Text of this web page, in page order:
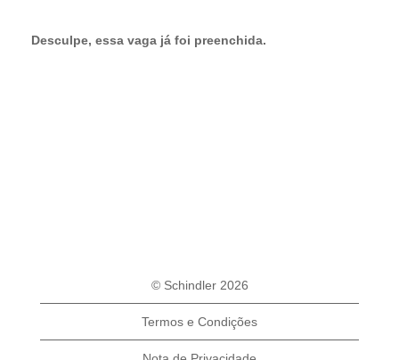
Desculpe, essa vaga já foi preenchida.
© Schindler 2026
Termos e Condições